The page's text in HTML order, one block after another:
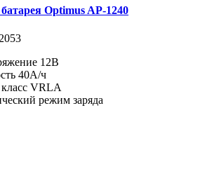
Optimus AP-1240
12B
40A/ч
VRLA
режим заряда